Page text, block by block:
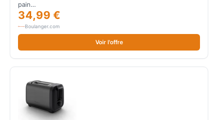
pain…
34,99 €
Boulanger.com
Voir l'offre